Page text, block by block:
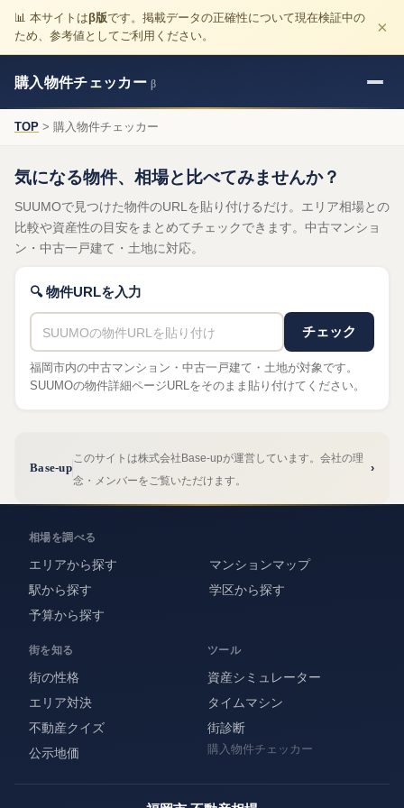
📊 本サイトはβ版です。掲載データの正確性について現在検証中の
ため、参考値としてご利用ください。
×
購入物件チェッカーβ
TOP > 購入物件チェッカー
気になる物件、相場と比べてみませんか？
SUUMOで見つけた物件のURLを貼り付けるだけ。エリア相場との
比較や資産性の目安をまとめてチェックできます。中古マンショ
ン・中古一戸建て・土地に対応。
🔍 物件URLを入力
チェック
福岡市内の中古マンション・中古一戸建て・土地が対象です。
SUUMOの物件詳細ページURLをそのまま貼り付けてください。
Base-up
このサイトは株式会社Base-upが運営しています。会社の理
念・メンバーをご覧いただけます。
›
相場を調べる
エリアから探す
マンションマップ
駅から探す
学区から探す
予算から探す
街を知る
街の性格
エリア対決
不動産クイズ
公示地価
ツール
資産シミュレーター
タイムマシン
街診断
購入物件チェッカー